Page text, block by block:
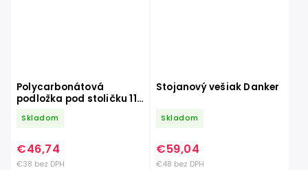
Polycarbonátová
podložka pod stoličku 119
Skladom
€38 bez DPH
€46,74
Stojanový vešiak Danker
Skladom
€48 bez DPH
€59,04